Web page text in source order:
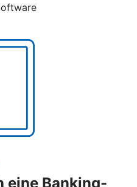
eine Banking-